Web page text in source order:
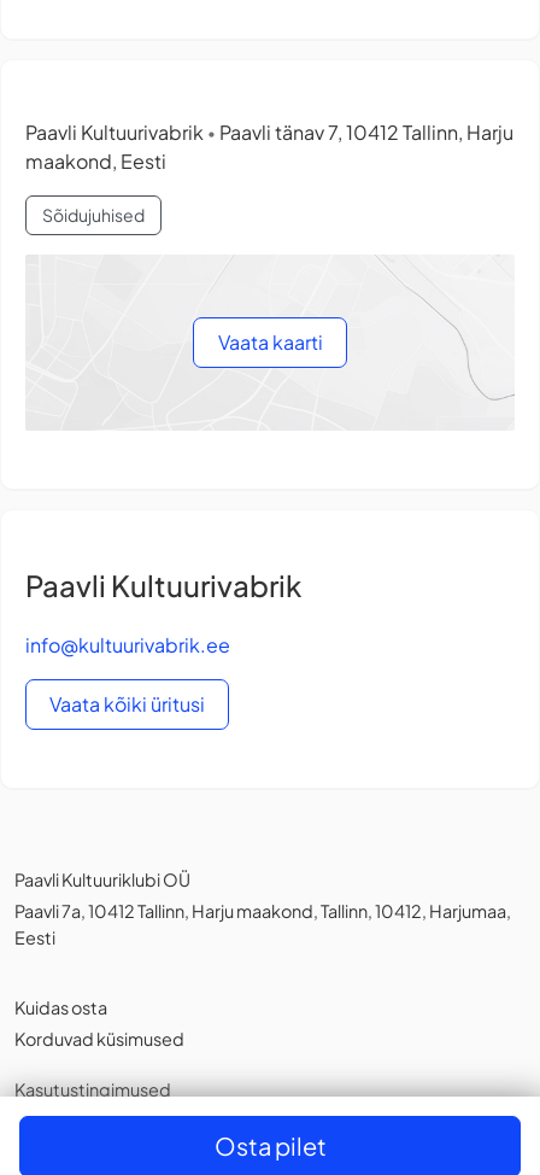
Osta pilet
Paavli Kultuurivabrik • Paavli tänav 7, 10412 Tallinn, Harju
maakond, Eesti
Sõidujuhised
Vaata kaarti
Paavli Kultuurivabrik
info@kultuurivabrik.ee
Vaata kõiki üritusi
Paavli Kultuuriklubi OÜ
Paavli 7a, 10412 Tallinn, Harju maakond, Tallinn, 10412, Harjumaa,
Eesti
Kuidas osta
Korduvad küsimused
Kasutustingimused
Privaatsuspoliitika,Küpsistest